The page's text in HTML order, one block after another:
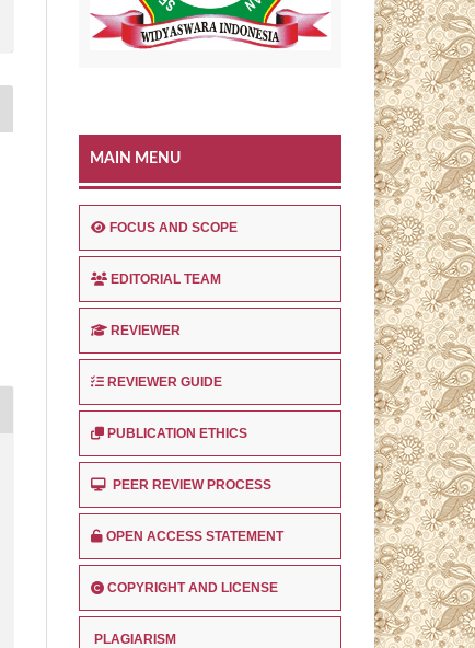
MAIN MENU
FOCUS AND SCOPE
EDITORIAL TEAM
REVIEWER
REVIEWER GUIDE
PUBLICATION ETHICS
PEER REVIEW PROCESS
OPEN ACCESS STATEMENT
COPYRIGHT AND LICENSE
PLAGIARISM